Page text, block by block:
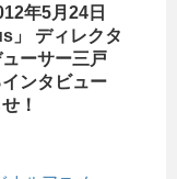
年5月24日
」 ディレクタ
ーサー三戸
ンタビュー
！